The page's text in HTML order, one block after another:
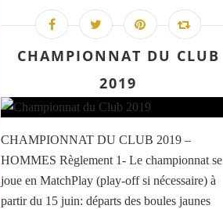
CHAMPIONNAT DU CLUB
2019
CHAMPIONNAT DU CLUB 2019 –
HOMMES Règlement 1- Le championnat se
joue en MatchPlay (play-off si nécessaire) à
partir du 15 juin: départs des boules jaunes